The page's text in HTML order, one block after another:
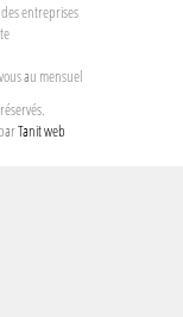
entreprises
au mensuel
Tanit web